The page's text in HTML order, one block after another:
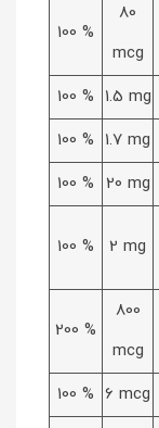
80
mcg
100 %
1.5 mg
100 %
1.7 mg
100 %
20 mg
100 %
2 mg
100 %
800
mcg
200 %
6 mcg
100 %